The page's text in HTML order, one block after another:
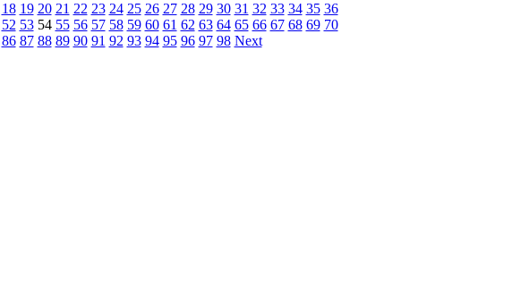
18 19 20 21 22 23 24 25 26 27 28 29 30 31 32 33 34 35 36
52 53 54 55 56 57 58 59 60 61 62 63 64 65 66 67 68 69 70
86 87 88 89 90 91 92 93 94 95 96 97 98 Next